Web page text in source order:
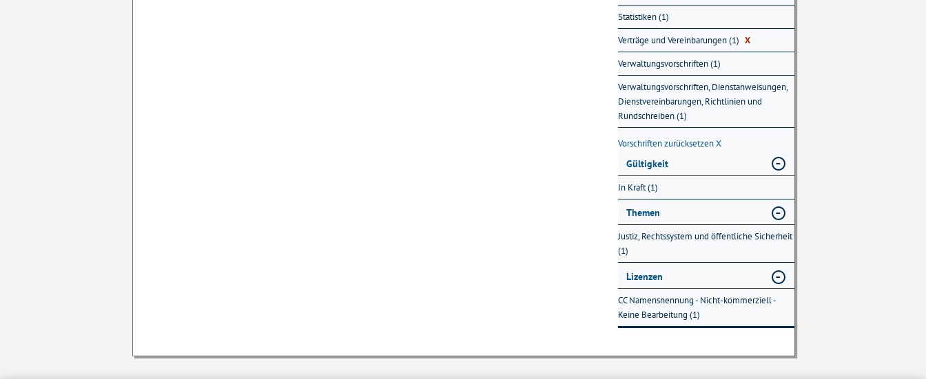
Statistiken (1)
Verträge und Vereinbarungen (1) X
Verwaltungsvorschriften (1)
Verwaltungsvorschriften, Dienstanweisungen,
Dienstvereinbarungen, Richtlinien und
Rundschreiben (1)
Vorschriften zurücksetzenX
Gültigkeit
In Kraft (1)
Themen
Justiz, Rechtssystem und öffentliche Sicherheit
(1)
Lizenzen
CC Namensnennung - Nicht-kommerziell -
Keine Bearbeitung (1)